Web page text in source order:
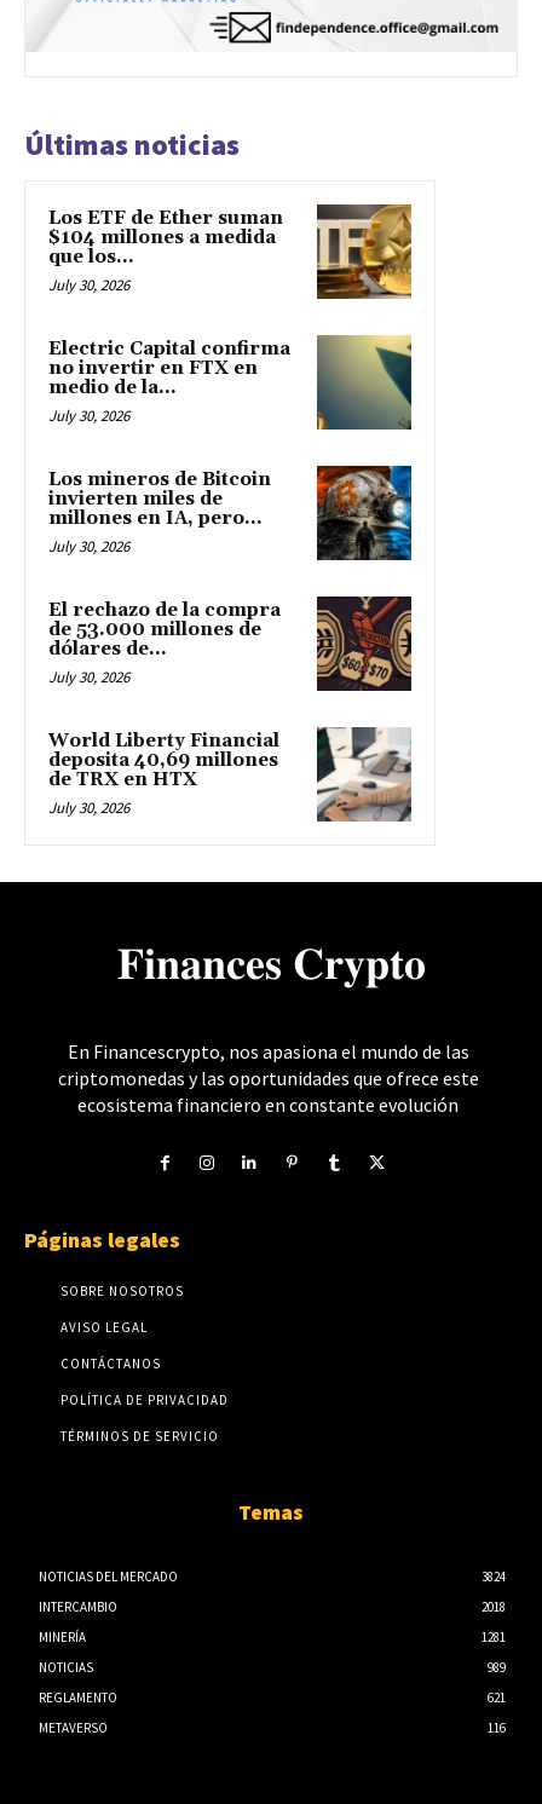
Últimas noticias
Los ETF de Ether suman
$104 millones a medida
que los...
July 30, 2026
Electric Capital confirma
no invertir en FTX en
medio de la...
July 30, 2026
Los mineros de Bitcoin
invierten miles de
millones en IA, pero...
July 30, 2026
El rechazo de la compra
de 53.000 millones de
dólares de...
July 30, 2026
World Liberty Financial
deposita 40,69 millones
de TRX en HTX
July 30, 2026
𝐅𝐢𝐧𝐚𝐧𝐜𝐞𝐬 𝐂𝐫𝐲𝐩𝐭𝐨
En Financescrypto, nos apasiona el mundo de las
criptomonedas y las oportunidades que ofrece este
ecosistema financiero en constante evolución
Páginas legales
SOBRE NOSOTROS
AVISO LEGAL
CONTÁCTANOS
POLÍTICA DE PRIVACIDAD
TÉRMINOS DE SERVICIO
Temas
NOTICIAS DEL MERCADO
3824
INTERCAMBIO
2018
MINERÍA
1281
NOTICIAS
989
REGLAMENTO
621
METAVERSO
116